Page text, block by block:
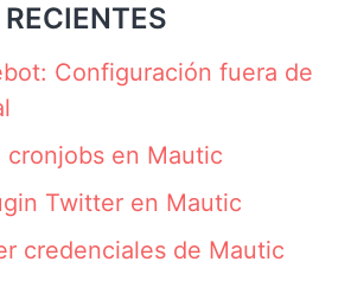
Configuración fuera de
en Mautic
Twitter en Mautic
credenciales de Mautic